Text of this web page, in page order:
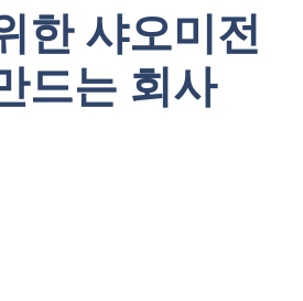
한 샤오미전
드는 회사